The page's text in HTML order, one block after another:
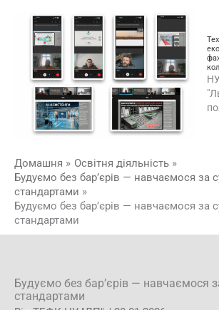
НУ
Домашня
Освітня діяльність
Будуємо без бар’єрів — навчаємося за
стандартами
Будуємо без бар’єрів — навчаємося за
стандартами
Будуємо без бар’єрів — навчаємося
стандартами